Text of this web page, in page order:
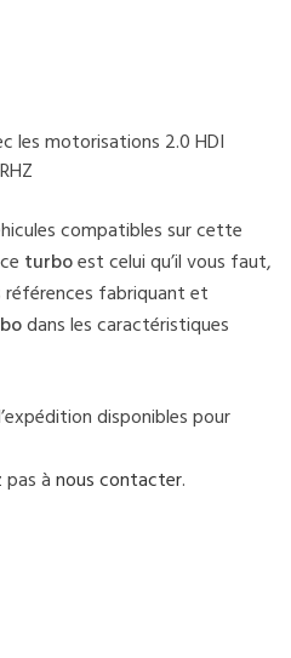
les motorisations 2.0 HDI
compatibles sur cette
turboest celui qu’il vous faut,
références fabriquant et
dans les caractéristiques
disponibles pour
pas ànous contacter.